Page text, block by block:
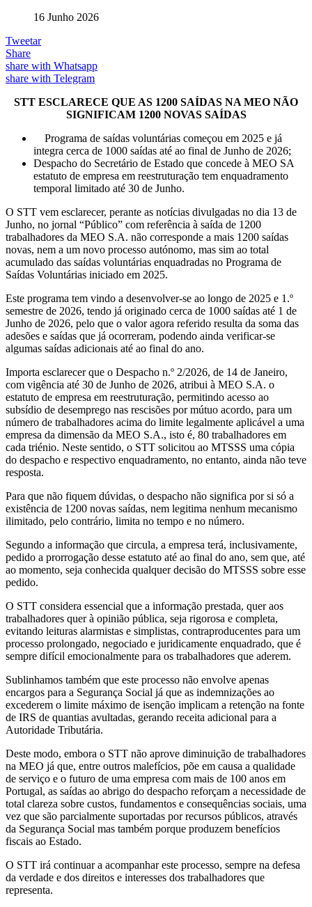
16 Junho 2026
Tweetar
Share
share with Whatsapp
share with Telegram
STT ESCLARECE QUE AS 1200 SAÍDAS NA MEO NÃO
SIGNIFICAM 1200 NOVAS SAÍDAS
Programa de saídas voluntárias começou em 2025 e já
integra cerca de 1000 saídas até ao final de Junho de 2026;
Despacho do Secretário de Estado que concede à MEO SA
estatuto de empresa em reestruturação tem enquadramento
temporal limitado até 30 de Junho.
O STT vem esclarecer, perante as notícias divulgadas no dia 13 de
Junho, no jornal “Público” com referência à saída de 1200
trabalhadores da MEO S.A. não corresponde a mais 1200 saídas
novas, nem a um novo processo autónomo, mas sim ao total
acumulado das saídas voluntárias enquadradas no Programa de
Saídas Voluntárias iniciado em 2025.
Este programa tem vindo a desenvolver-se ao longo de 2025 e 1.º
semestre de 2026, tendo já originado cerca de 1000 saídas até 1 de
Junho de 2026, pelo que o valor agora referido resulta da soma das
adesões e saídas que já ocorreram, podendo ainda verificar-se
algumas saídas adicionais até ao final do ano.
Importa esclarecer que o Despacho n.º 2/2026, de 14 de Janeiro,
com vigência até 30 de Junho de 2026, atribui à MEO S.A. o
estatuto de empresa em reestruturação, permitindo acesso ao
subsídio de desemprego nas rescisões por mútuo acordo, para um
número de trabalhadores acima do limite legalmente aplicável a uma
empresa da dimensão da MEO S.A., isto é, 80 trabalhadores em
cada triénio. Neste sentido, o STT solicitou ao MTSSS uma cópia
do despacho e respectivo enquadramento, no entanto, ainda não teve
resposta.
Para que não fiquem dúvidas, o despacho não significa por si só a
existência de 1200 novas saídas, nem legitima nenhum mecanismo
ilimitado, pelo contrário, limita no tempo e no número.
Segundo a informação que circula, a empresa terá, inclusivamente,
pedido a prorrogação desse estatuto até ao final do ano, sem que, até
ao momento, seja conhecida qualquer decisão do MTSSS sobre esse
pedido.
O STT considera essencial que a informação prestada, quer aos
trabalhadores quer à opinião pública, seja rigorosa e completa,
evitando leituras alarmistas e simplistas, contraproducentes para um
processo prolongado, negociado e juridicamente enquadrado, que é
sempre difícil emocionalmente para os trabalhadores que aderem.
Sublinhamos também que este processo não envolve apenas
encargos para a Segurança Social já que as indemnizações ao
excederem o limite máximo de isenção implicam a retenção na fonte
de IRS de quantias avultadas, gerando receita adicional para a
Autoridade Tributária.
Deste modo, embora o STT não aprove diminuição de trabalhadores
na MEO já que, entre outros malefícios, põe em causa a qualidade
de serviço e o futuro de uma empresa com mais de 100 anos em
Portugal, as saídas ao abrigo do despacho reforçam a necessidade de
total clareza sobre custos, fundamentos e consequências sociais, uma
vez que são parcialmente suportadas por recursos públicos, através
da Segurança Social mas também porque produzem benefícios
fiscais ao Estado.
O STT irá continuar a acompanhar este processo, sempre na defesa
da verdade e dos direitos e interesses dos trabalhadores que
representa.